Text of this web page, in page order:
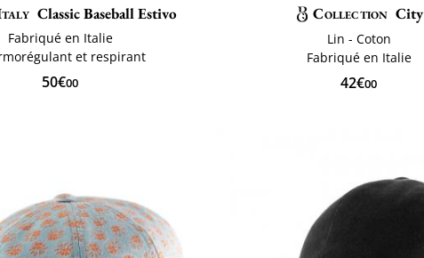
Classic Baseball Estivo
Fabriqué en Italie
et respirant
50€00
Collection City
Lin - Coton
Fabriqué en Italie
42€00